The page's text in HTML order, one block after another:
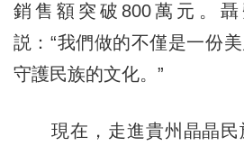
銷售額突破800萬元。
説：“我們做的不僅是一份
守護民族的文化。”
現在，走進貴州晶晶民